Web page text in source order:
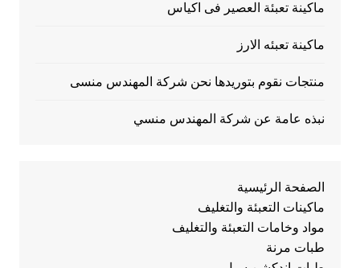
ماكينة تعبئة العصير فى اكياس
ماكينة تعبئه الارز
منتجات نقوم بتوريدها نحن شركة المهندس منسى
نبذه عامة عن شركة المهندس منسي
الصفحة الرئيسية
ماكينات التعبئة والتغليف
مواد وخامات التعبئة والتغليف
طبات مرنة